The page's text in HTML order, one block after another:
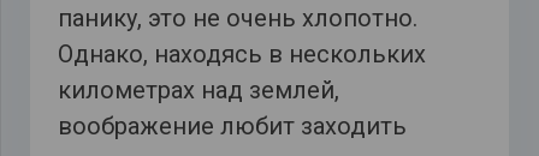
панику, это не очень хлопотно.
Однако, находясь в нескольких
километрах над землей,
воображение любит заходить